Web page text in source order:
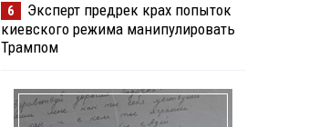
6
Эксперт предрек крах попыток
киевского режима манипулировать
Трампом